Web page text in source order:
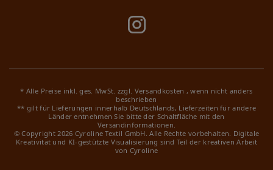
* Alle Preise inkl. ges. MwSt. zzgl. Versandkosten , wenn nicht anders
beschrieben
** gilt für Lieferungen innerhalb Deutschlands, Lieferzeiten für andere
Länder entnehmen Sie bitte der Schaltfläche mit den
Versandinformationen.
© Copyright 2026 Cyroline Textil GmbH. Alle Rechte vorbehalten. Digitale
Kreativität und KI-gestützte Visualisierung sind Teil der kreativen Arbeit
von Cyroline